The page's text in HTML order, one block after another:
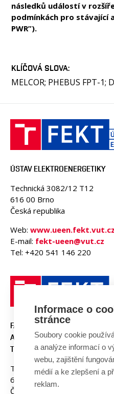
následků událostí v
podmínkách pro stávající
PWR”).
KLÍČOVÁ SLOVA
MELCOR; PHEBUS FPT-1;
ÚSTAV ELEKTROENERGETIKY
Technická 3082/12 T12
616 00 Brno
Česká republika
Web: www.ueen.fekt.vut.cz
E-mail: fekt-ueen@vut.cz
Tel: +420 541 146 220
FAKULTA ELEKTROTECHNIKY
A KOMUNIKAČNÍCH
TECHNOLOGIÍ, VUT V BRNĚ
Technická 3058/10
616 00 Brno
Česká republika
Informace o
stránce
Soubory cookie
a analýze informací o
webu, zajištění
médií a ke zlepšení a
reklam.